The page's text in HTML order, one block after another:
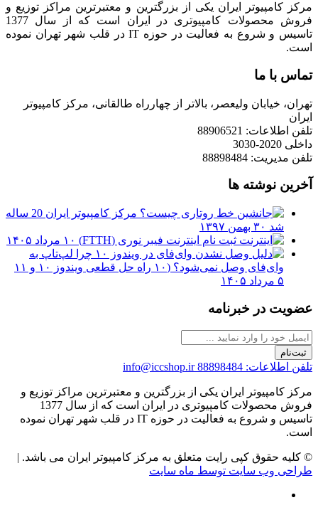
مرکز کامپیوتر ایران یکی از بزرگترین و معتبرترین مراکز توزیع و
فروش محصولات کامپیوتری در ایران است که از سال 1377
تاسیس و شروع به فعالیت در حوزه IT در قلب شهر تهران نموده
است.
تماس با ما
تهران، خیابان ولیعصر، بالاتر از چهارراه طالقانی، مرکز کامپیوتر
ایران
تلفن اطلاعات: 88906521
داخلی 2020-3030
تلفن مدیریت: 88898484
آخرین نوشته ها
مرکز کامپیوتر ایران 20 ساله
شد ۳۰ بهمن ۱۳۹۷
ثبت نام اینترنت فیبر نوری (FTTH)
۱۰ مرداد ۱۴۰۵
چرا لپ‌تاپ به
وای‌فای وصل نمی‌شود؟ (۱۰ راه حل قطعی ویندوز ۱۰ و ۱۱
۵ مرداد ۱۴۰۵
عضویت در خبرنامه
ثبت‌نام
تلفن اطلاعات: 88898484 info@iccshop.ir
مرکز کامپیوتر ایران یکی از بزرگترین و معتبرترین مراکز توزیع و
فروش محصولات کامپیوتری در ایران است که از سال 1377
تاسیس و شروع به فعالیت در حوزه IT در قلب شهر تهران نموده
است.
© کلیه حقوق کپی رایت متعلق به مرکز کامپیوتر ایران می باشد. |
طراحی وب سایت توسط ماه سایت